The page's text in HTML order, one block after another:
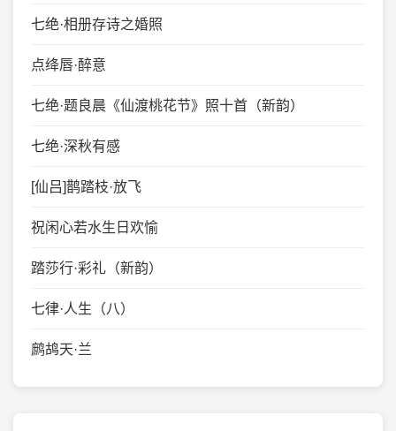
七绝·相册存诗之婚照
点绛唇·醉意
七绝·题良晨《仙渡桃花节》照十首（新韵）
七绝·深秋有感
[仙吕]鹊踏枝·放飞
祝闲心若水生日欢愉
踏莎行·彩礼（新韵）
七律·人生（八）
鹧鸪天·兰